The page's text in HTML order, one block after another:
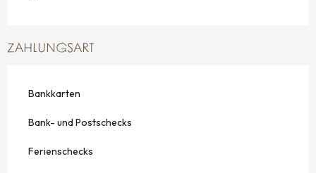
ZAHLUNGSART
Bankkarten
Bank- und Postschecks
Ferienschecks